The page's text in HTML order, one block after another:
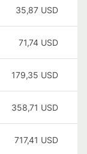
35,87 USD
71,74 USD
179,35 USD
358,71 USD
717,41 USD